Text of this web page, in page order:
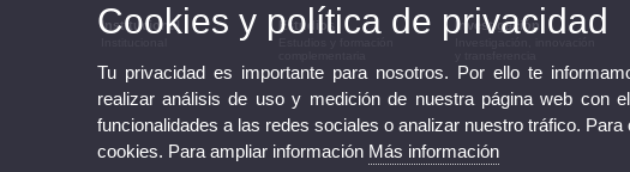
Institucional Estudios Investigación
Cookies y política de privacidad
Tu privacidad es importante para nosotros. Por ello te
realizar análisis de uso y medición de nuestra página web con
funcionalidades a las redes sociales o analizar nuestro tráfico.
cookies. Para ampliar información Más información